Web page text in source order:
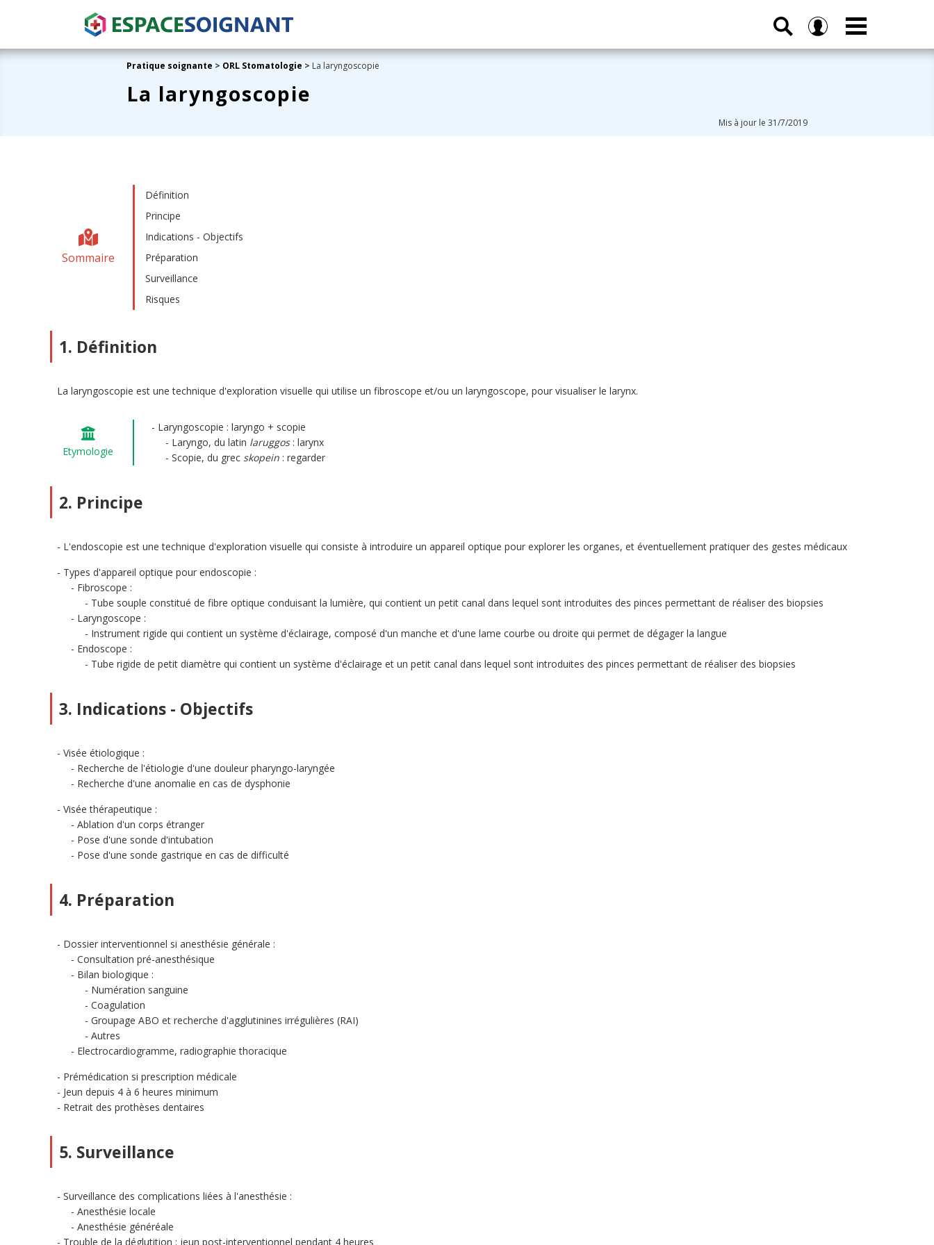
Pratique soignante > ORL Stomatologie > La laryngoscopie
La laryngoscopie
Mis à jour le 31/7/2019
Sommaire
Définition
Principe
Indications - Objectifs
Préparation
Surveillance
Risques
1. Définition
La laryngoscopie est une technique d'exploration visuelle qui utilise un fibroscope et/ou un laryngoscope, pour visualiser le larynx.
Etymologie
Laryngoscopie : laryngo + scopie
Laryngo, du latin laruggos: larynx
Scopie, du grec skopein : regarder
2. Principe
L'endoscopie est une technique d'exploration visuelle qui consiste à introduire un appareil optique pour explorer les organes, et éventuellement pratiquer des gestes médicaux
Types d'appareil optique pour endoscopie :
Fibroscope :
Tube souple constitué de fibre optique conduisant la lumière, qui contient un petit canal dans lequel sont introduites des pinces permettant de réaliser des biopsies
Laryngoscope :
Instrument rigide qui contient un système d'éclairage, composé d'un manche et d'une lame courbe ou droite qui permet de dégager la langue
Endoscope :
Tube rigide de petit diamètre qui contient un système d'éclairage et un petit canal dans lequel sont introduites des pinces permettant de réaliser des biopsies
3. Indications - Objectifs
Visée étiologique :
Recherche de l'étiologie d'une douleur pharyngo-laryngée
Recherche d'une anomalie en cas de dysphonie
Visée thérapeutique :
Ablation d'un corps étranger
Pose d'une sonde d'intubation
Pose d'une sonde gastrique en cas de difficulté
4. Préparation
Dossier interventionnel si anesthésie générale :
Consultation pré-anesthésique
Bilan biologique :
Numération sanguine
Coagulation
Groupage ABO et recherche d'agglutinines irrégulières (RAI)
Autres
Electrocardiogramme, radiographie thoracique
Prémédication si prescription médicale
Jeun depuis 4 à 6 heures minimum
Retrait des prothèses dentaires
5. Surveillance
Surveillance des complications liées à l'anesthésie :
Anesthésie locale
Anesthésie généréale
Trouble de la déglutition : jeun post-interventionnel pendant 4 heures